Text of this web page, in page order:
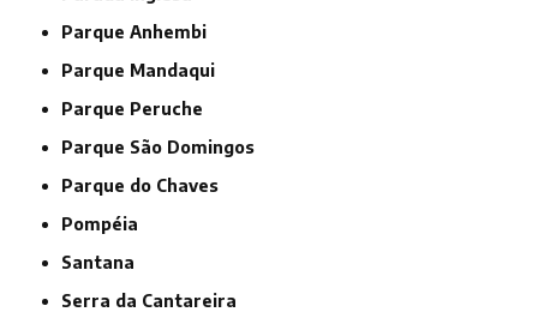
Parque Anhembi
Parque Mandaqui
Parque Peruche
Parque São Domingos
Parque do Chaves
Pompéia
Santana
Serra da Cantareira